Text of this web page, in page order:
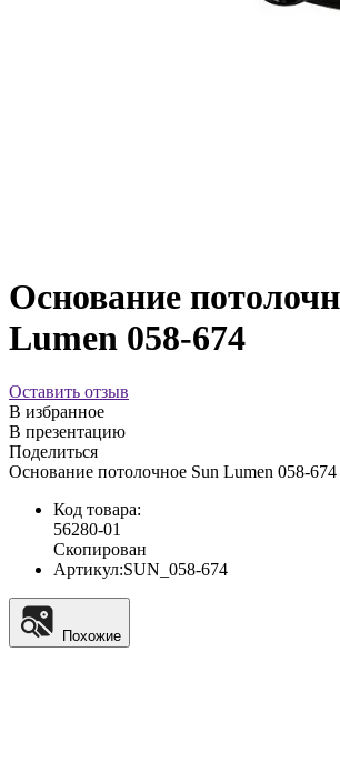
Основание
Lumen 058-674
Оставить отзыв
В избранное
В презентацию
Поделиться
Основание потолочное Sun Lumen 058-674
Код товара:
56280-01
Скопирован
Артикул:SUN_058-674
Похожие